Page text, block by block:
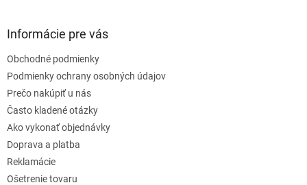
Informácie pre vás
Obchodné podmienky
Podmienky ochrany osobných údajov
Prečo nakúpiť u nás
Často kladené otázky
Ako vykonať objednávky
Doprava a platba
Reklamácie
Ošetrenie tovaru